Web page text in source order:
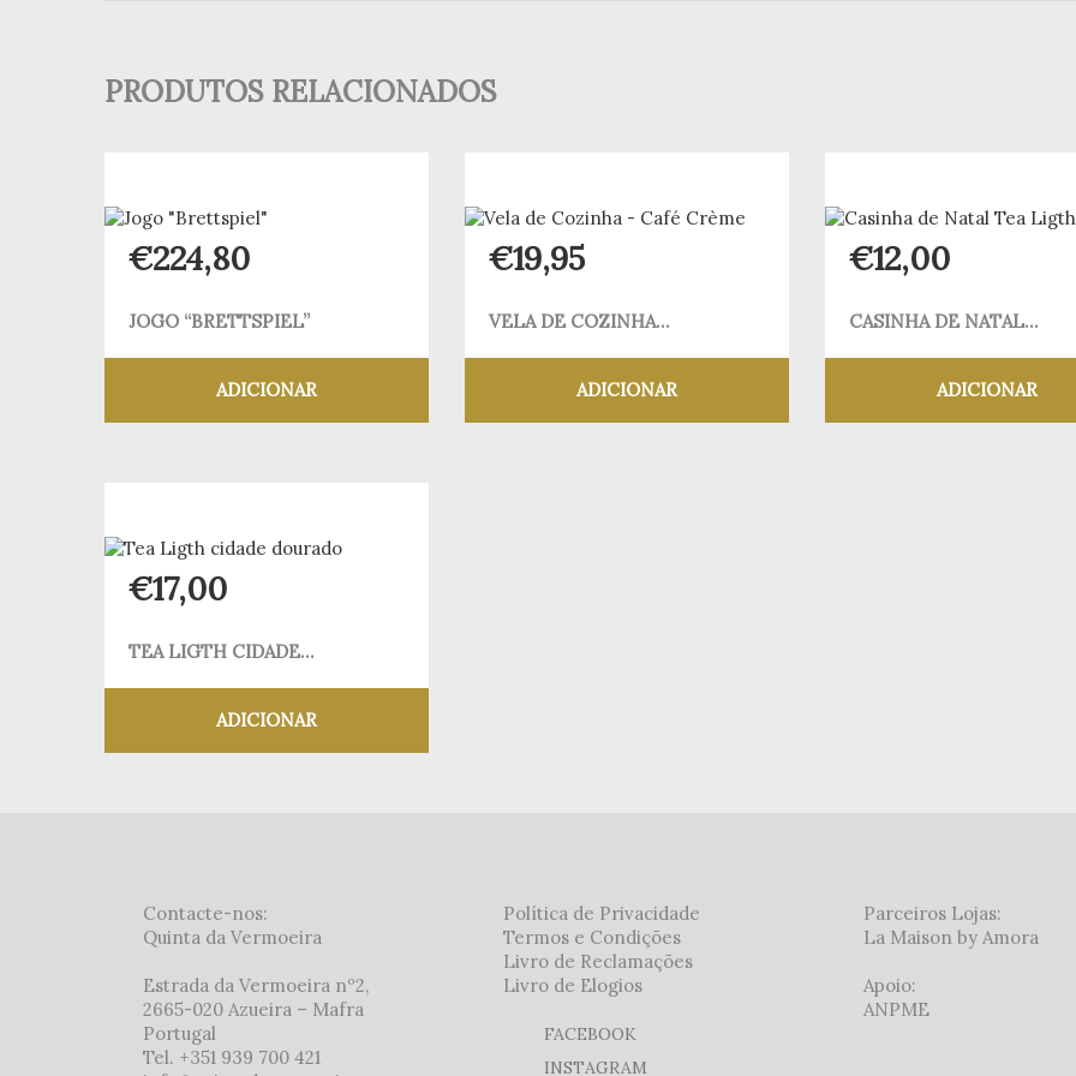
PRODUTOS RELACIONADOS
€224,80
JOGO “BRETTSPIEL”
ADICIONAR
€19,95
VELA DE COZINHA...
ADICIONAR
€12,00
CASINHA DE NATAL...
ADICIONAR
€17,00
TEA LIGTH CIDADE...
ADICIONAR
Contacte-nos:
Quinta da Vermoeira
Estrada da Vermoeira nº2,
2665-020 Azueira – Mafra
Portugal
Tel. +351 939 700 421
Política de Privacidade
Termos e Condições
Livro de Reclamações
Livro de Elogios
FACEBOOK
INSTAGRAM
Parceiros Lojas:
La Maison by Amora
Apoio:
ANPME